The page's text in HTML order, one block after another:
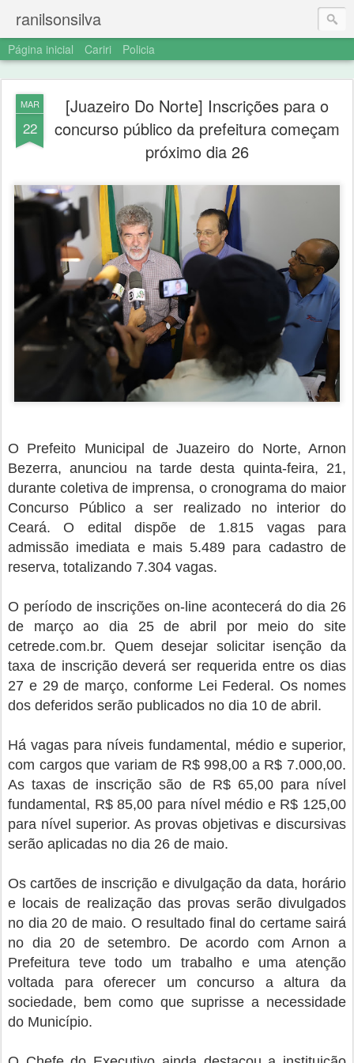
ranilsonsilva
Página inicial Cariri Policia
MAR
22
[Juazeiro Do Norte] Inscrições para o
concurso público da prefeitura começam
próximo dia 26
O Prefeito Municipal de Juazeiro do Norte, Arnon
Bezerra, anunciou na tarde desta quinta-feira, 21,
durante coletiva de imprensa, o cronograma do maior
Concurso Público a ser realizado no interior do
Ceará. O edital dispõe de 1.815 vagas para
admissão imediata e mais 5.489 para cadastro de
reserva, totalizando 7.304 vagas.
O período de inscrições on-line acontecerá do dia 26
de março ao dia 25 de abril por meio do site
cetrede.com.br. Quem desejar solicitar isenção da
taxa de inscrição deverá ser requerida entre os dias
27 e 29 de março, conforme Lei Federal. Os nomes
dos deferidos serão publicados no dia 10 de abril.
Há vagas para níveis fundamental, médio e superior,
com cargos que variam de R$ 998,00 a R$ 7.000,00.
As taxas de inscrição são de R$ 65,00 para nível
fundamental, R$ 85,00 para nível médio e R$ 125,00
para nível superior. As provas objetivas e discursivas
serão aplicadas no dia 26 de maio.
Os cartões de inscrição e divulgação da data, horário
e locais de realização das provas serão divulgados
no dia 20 de maio. O resultado final do certame sairá
no dia 20 de setembro. De acordo com Arnon a
Prefeitura teve todo um trabalho e uma atenção
voltada para oferecer um concurso a altura da
sociedade, bem como que suprisse a necessidade
do Município.